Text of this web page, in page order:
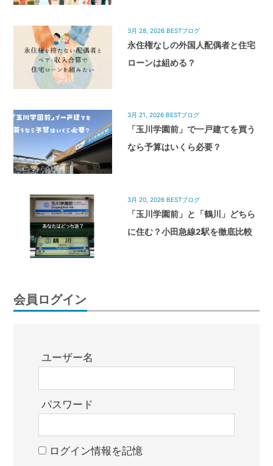
3月 28, 2026 BESTブログ
永住権なしの外国人配偶者と住宅
ローンは組める？
3月 21, 2026 BESTブログ
「玉川学園前」で一戸建てを買う
なら予算はいくら必要？
3月 20, 2026 BESTブログ
「玉川学園前」と「鶴川」どちら
に住む？小田急線2駅を徹底比較
会員ログイン
ユーザー名
パスワード
ログイン情報を記憶